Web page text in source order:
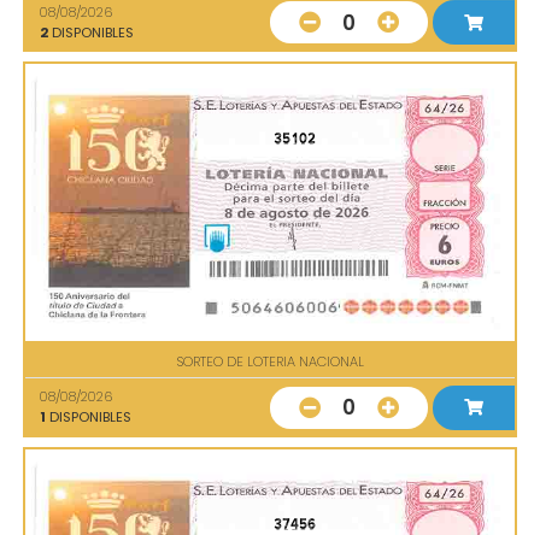
08/08/2026
2 DISPONIBLES 0
35102
SORTEO DE LOTERIA NACIONAL
08/08/2026
1 DISPONIBLES 0
37456